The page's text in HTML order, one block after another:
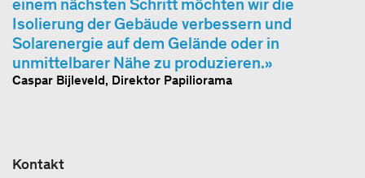
einem nächsten Schritt möchten wir die
Isolierung der Gebäude verbessern und
Solarenergie auf dem Gelände oder in
unmittelbarer Nähe zu produzieren.
Caspar Bijleveld, Direktor Papiliorama
Kontakt